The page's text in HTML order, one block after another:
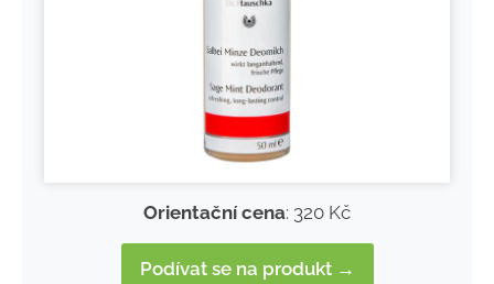
Orientační cena: 320 Kč
Podívat se na produkt →